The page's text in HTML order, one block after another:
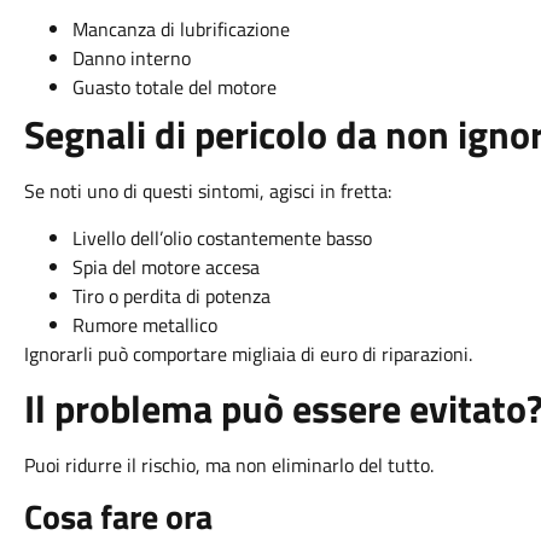
Mancanza di lubrificazione
Danno interno
Guasto totale del motore
Segnali di pericolo da non
Se noti uno di questi sintomi, agisci in fretta:
Livello dell’olio costantemente basso
Spia del motore accesa
Tiro o perdita di potenza
Rumore metallico
Ignorarli può comportare migliaia di euro di riparazioni.
Il problema può essere evitato?
Puoi ridurre il rischio, ma non eliminarlo del tutto.
Cosa fare ora